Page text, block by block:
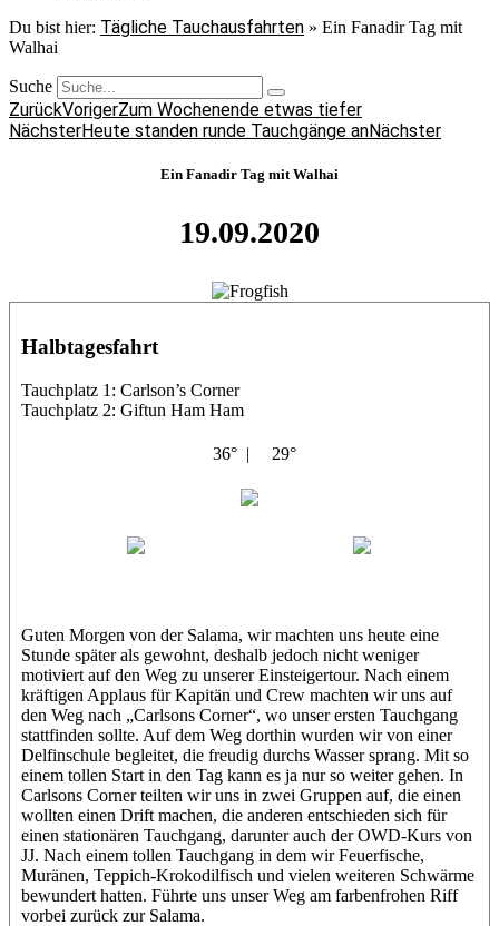
Du bist hier: Tägliche Tauchausfahrten » Ein Fanadir Tag mit
Walhai
Suche
ZurückVorigerZum Wochenende etwas tiefer
NächsterHeute standen runde Tauchgänge anNächster
Ein Fanadir Tag mit Walhai
19.09.2020
Halbtagesfahrt
Tauchplatz 1: Carlson’s Corner
Tauchplatz 2: Giftun Ham Ham
36° | 29°
Guten Morgen von der Salama, wir machten uns heute eine
Stunde später als gewohnt, deshalb jedoch nicht weniger
motiviert auf den Weg zu unserer Einsteigertour. Nach einem
kräftigen Applaus für Kapitän und Crew machten wir uns auf
den Weg nach „Carlsons Corner“, wo unser ersten Tauchgang
stattfinden sollte. Auf dem Weg dorthin wurden wir von einer
Delfinschule begleitet, die freudig durchs Wasser sprang. Mit so
einem tollen Start in den Tag kann es ja nur so weiter gehen. In
Carlsons Corner teilten wir uns in zwei Gruppen auf, die einen
wollten einen Drift machen, die anderen entschieden sich für
einen stationären Tauchgang, darunter auch der OWD-Kurs von
JJ. Nach einem tollen Tauchgang in dem wir Feuerfische,
Muränen, Teppich-Krokodilfisch und vielen weiteren Schwärme
bewundert hatten. Führte uns unser Weg am farbenfrohen Riff
vorbei zurück zur Salama.